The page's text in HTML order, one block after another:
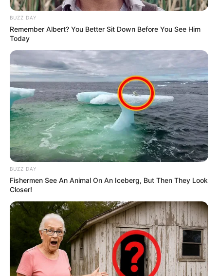
BUZZ DAY
Remember Albert? You Better Sit Down Before You See Him
Today
BUZZ DAY
Fishermen See An Animal On An Iceberg, But Then They Look
Closer!